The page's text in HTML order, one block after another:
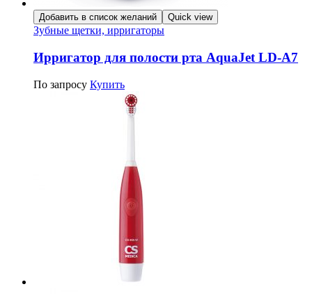
Добавить в список желаний Quick view
Зубные щетки, ирригаторы
Ирригатор для полости рта AquaJet LD-A7
По запросу Купить